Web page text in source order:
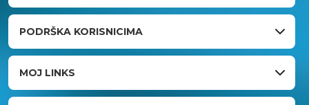
PODRŠKA KORISNICIMA
MOJ LINKS